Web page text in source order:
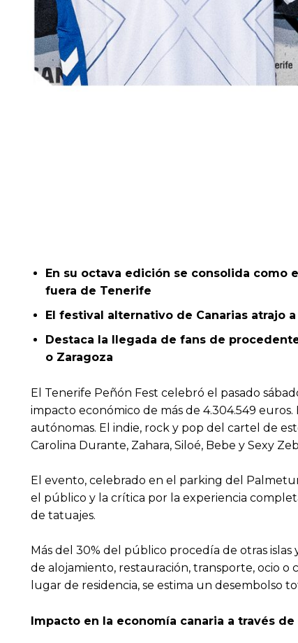
En su octava edición se consolida como
fuera de Tenerife
El festival alternativo de Canarias atrajo
Destaca la llegada de fans de
o Zaragoza
El Tenerife Peñón Fest celebró el pasado
impacto económico de más de 4.304.549
autónomas. El indie, rock y pop del cartel de
Carolina Durante, Zahara, Siloé, Bebe y Sexy
El evento, celebrado en el parking del
el público y la crítica por la experiencia
de tatuajes.
Más del 30% del público procedía de otras
de alojamiento, restauración, transporte, ocio o
lugar de residencia, se estima un desembolso
Impacto en la economía canaria a través